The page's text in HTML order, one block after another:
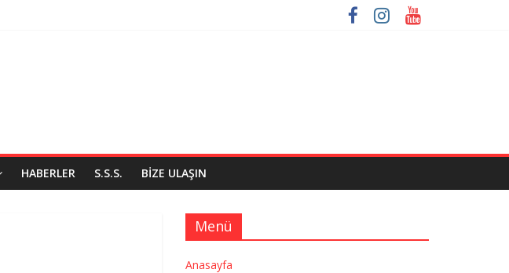
HABERLER S.S.S. BIZE ULAŞIN
Menü
Anasayfa